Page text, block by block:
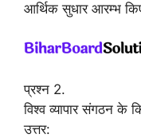
आर्थिक सुधार आरम्भ
प्रश्न 2.
विश्व व्यापार संगठन के
उत्तर: